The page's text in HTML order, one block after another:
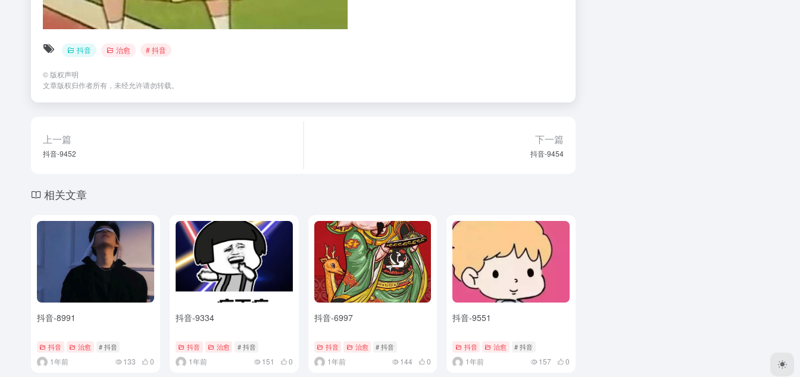
抖音 治愈 # 抖音
© 版权声明
文章版权归作者所有，未经允许请勿转载。
上一篇
抖音-9452
下一篇
抖音-9454
相关文章
抖音-8991
抖音 治愈 # 抖音
1年前 133 0
抖音-9334
抖音 治愈 # 抖音
1年前 151 0
抖音-6997
抖音 治愈 # 抖音
1年前 144 0
抖音-9551
抖音 治愈 # 抖音
1年前 157 0